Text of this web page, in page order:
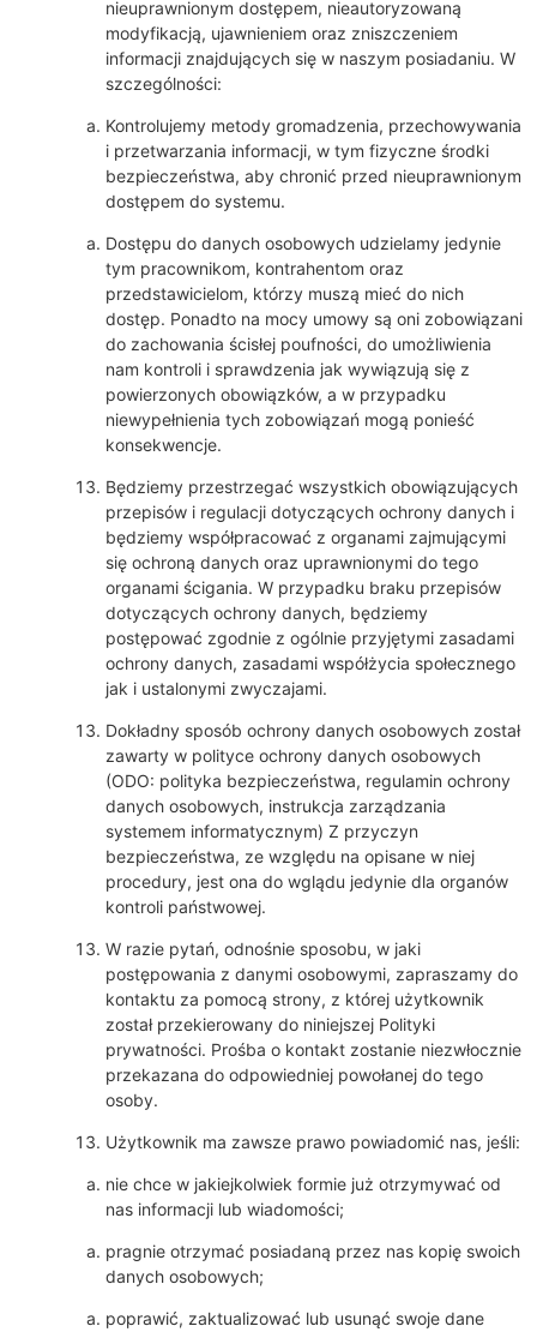
nieuprawnionym dostępem, nieautoryzowaną
modyfikacją, ujawnieniem oraz zniszczeniem
informacji znajdujących się w naszym posiadaniu. W
szczególności:
Kontrolujemy metody gromadzenia, przechowywania
i przetwarzania informacji, w tym fizyczne środki
bezpieczeństwa, aby chronić przed nieuprawnionym
dostępem do systemu.
Dostępu do danych osobowych udzielamy jedynie
tym pracownikom, kontrahentom oraz
przedstawicielom, którzy muszą mieć do nich
dostęp. Ponadto na mocy umowy są oni zobowiązani
do zachowania ścisłej poufności, do umożliwienia
nam kontroli i sprawdzenia jak wywiązują się z
powierzonych obowiązków, a w przypadku
niewypełnienia tych zobowiązań mogą ponieść
konsekwencje.
Będziemy przestrzegać wszystkich obowiązujących
przepisów i regulacji dotyczących ochrony danych i
będziemy współpracować z organami zajmującymi
się ochroną danych oraz uprawnionymi do tego
organami ścigania. W przypadku braku przepisów
dotyczących ochrony danych, będziemy
postępować zgodnie z ogólnie przyjętymi zasadami
ochrony danych, zasadami współżycia społecznego
jak i ustalonymi zwyczajami.
Dokładny sposób ochrony danych osobowych został
zawarty w polityce ochrony danych osobowych
(ODO: polityka bezpieczeństwa, regulamin ochrony
danych osobowych, instrukcja zarządzania
systemem informatycznym) Z przyczyn
bezpieczeństwa, ze względu na opisane w niej
procedury, jest ona do wglądu jedynie dla organów
kontroli państwowej.
W razie pytań, odnośnie sposobu, w jaki
postępowania z danymi osobowymi, zapraszamy do
kontaktu za pomocą strony, z której użytkownik
został przekierowany do niniejszej Polityki
prywatności. Prośba o kontakt zostanie niezwłocznie
przekazana do odpowiedniej powołanej do tego
osoby.
Użytkownik ma zawsze prawo powiadomić nas, jeśli:
nie chce w jakiejkolwiek formie już otrzymywać od
nas informacji lub wiadomości;
pragnie otrzymać posiadaną przez nas kopię swoich
danych osobowych;
poprawić, zaktualizować lub usunąć swoje dane